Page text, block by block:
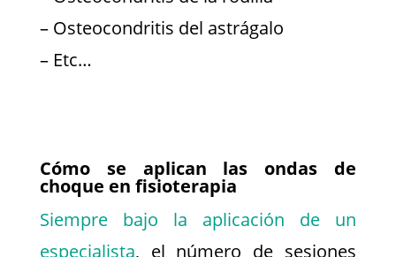
– Osteocondritis del astrágalo
– Etc…
Cómo se aplican las ondas de
choque en fisioterapia
Siempre bajo la aplicación de un
especialista, el número de sesiones